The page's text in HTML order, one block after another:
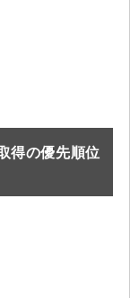
得の優先順位